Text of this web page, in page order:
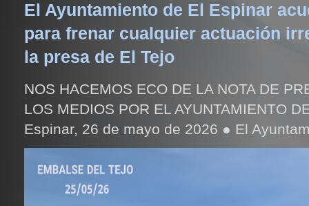
El Ayuntamiento de El Espinar
para frenar cualquier actuación
la presa de El Tejo
NOS HACEMOS ECO DE LA NOTA DE
LOS MEDIOS POR EL AYUNTAMIENTO
Espinar, 26 de mayo de 2026 ● El